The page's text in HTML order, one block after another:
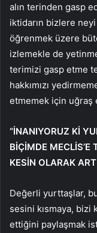
alın terinden gasp
iktidarın bizlere
öğrenmek üzere
izlemekle de
terimizi gasp etme
hakkımızı
etmemek için uğraş
“İNANIYORUZ Kİ
BİÇİMDE
KESİN OLARAK
Değerli yurttaşlar,
sesini kısmaya, bizi
ettiğini paylaşmak